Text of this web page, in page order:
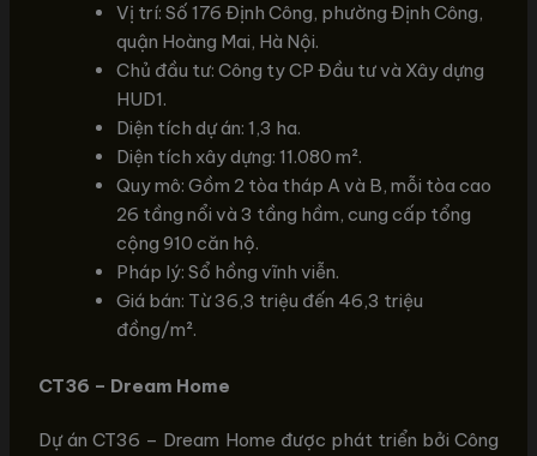
Vị trí: Số 176 Định Công, phường Định Công,
quận Hoàng Mai, Hà Nội.
Chủ đầu tư: Công ty CP Đầu tư và Xây dựng
HUD1.
Diện tích dự án: 1,3 ha.
Diện tích xây dựng: 11.080 m².
Quy mô: Gồm 2 tòa tháp A và B, mỗi tòa cao
26 tầng nổi và 3 tầng hầm, cung cấp tổng
cộng 910 căn hộ.
Pháp lý: Sổ hồng vĩnh viễn.
Giá bán: Từ 36,3 triệu đến 46,3 triệu
đồng/m².
CT36 – Dream Home
Dự án CT36 – Dream Home được phát triển bởi Công